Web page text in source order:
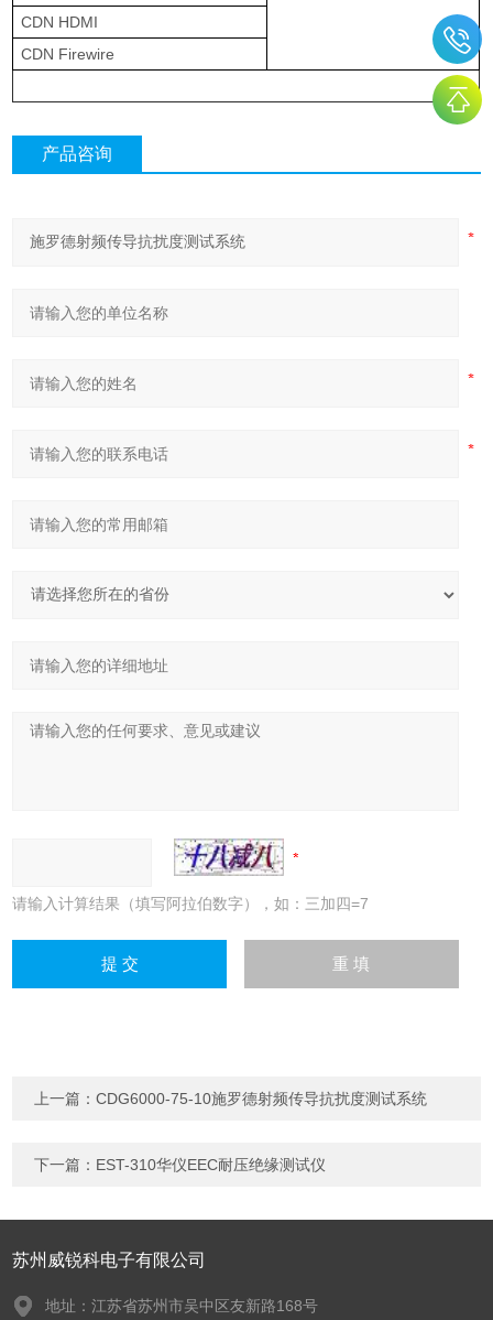
CDN HDMI
CDN Firewire
产品咨询
请输入计算结果（填写阿拉伯数字），如：三加四=7
上一篇：CDG6000-75-10施罗德射频传导抗扰度测试系统
下一篇： EST-310华仪EEC耐压绝缘测试仪
苏州威锐科电子有限公司
地址：江苏省苏州市吴中区友新路168号